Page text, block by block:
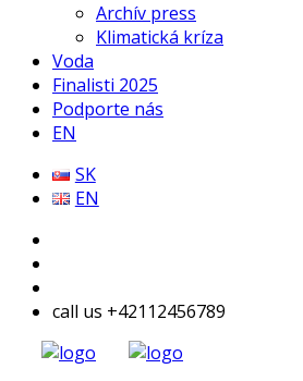
Archív press
Klimatická kríza
Voda
Finalisti 2025
Podporte nás
EN
SK
EN
call us +42112456789